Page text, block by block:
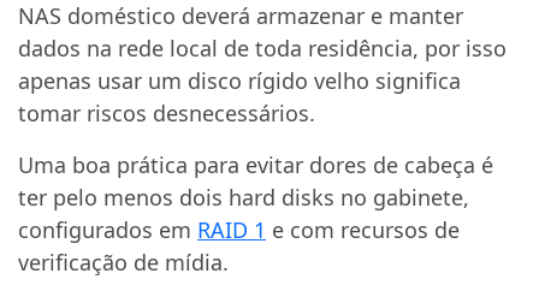
NAS doméstico deverá armazenar e manter
dados na rede local de toda residência, por isso
apenas usar um disco rígido velho significa
tomar riscos desnecessários.
Uma boa prática para evitar dores de cabeça é
ter pelo menos dois hard disks no gabinete,
configurados em RAID 1 e com recursos de
verificação de mídia.